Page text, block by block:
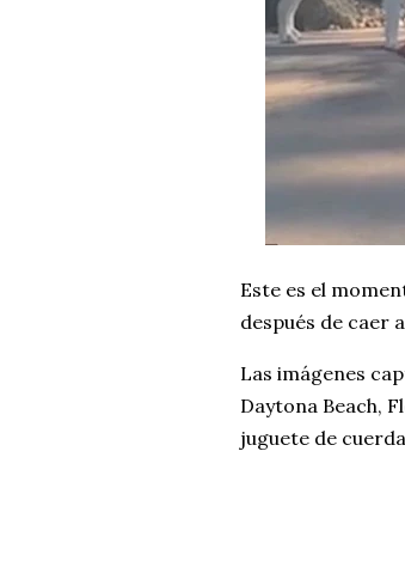
Este es el
después de caer
Las imágenes
Daytona Beach,
juguete de